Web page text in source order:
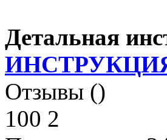
Детальная
ИНСТРУКЦИЯ
Отзывы ()
100 2